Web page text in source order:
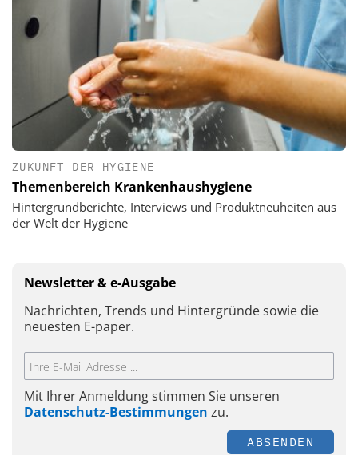
ZUKUNFT DER HYGIENE
Themenbereich Krankenhaushygiene
Hintergrundberichte, Interviews und Produktneuheiten aus
der Welt der Hygiene
Newsletter & e-Ausgabe
Nachrichten, Trends und Hintergründe sowie die
neuesten E-paper.
Mit Ihrer Anmeldung stimmen Sie unseren
Datenschutz-Bestimmungen zu.
ABSENDEN